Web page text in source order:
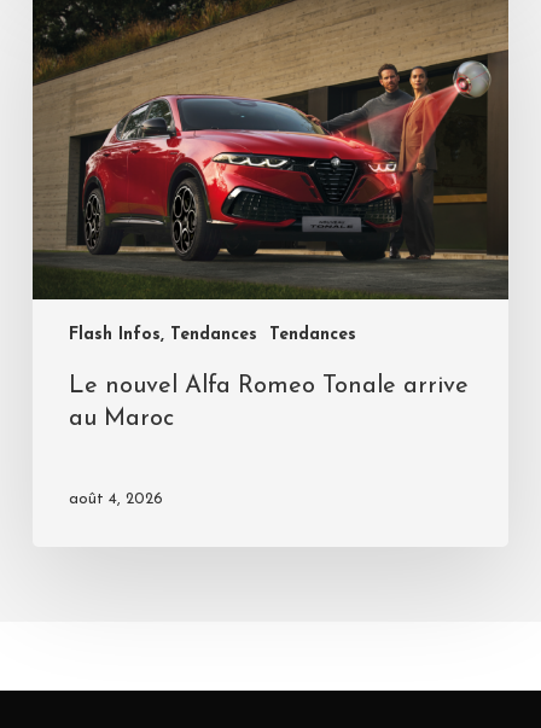
Flash Infos, Tendances Tendances
Le nouvel Alfa Romeo Tonale arrive
au Maroc
août 4, 2026